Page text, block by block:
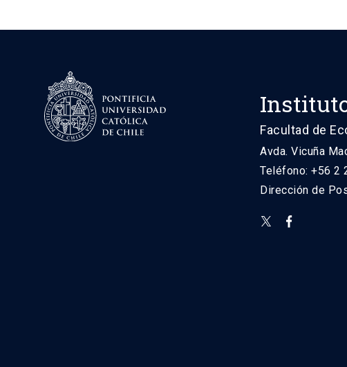
Facultad de
Avda. Vicuña
Teléfono: +56 2
Dirección de